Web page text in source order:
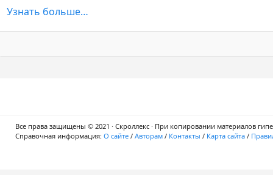
Узнать больше…
Все права защищены © 2021 · Скроллекс · При копировании материалов
Справочная информация: О сайте / Авторам / Контакты / Карта сайта /